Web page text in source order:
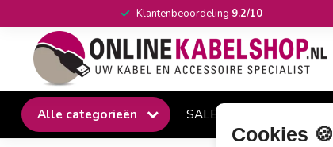
Cookies 🍪
Klantenbeoordeling 9.2/10
Alle categorieën SALE